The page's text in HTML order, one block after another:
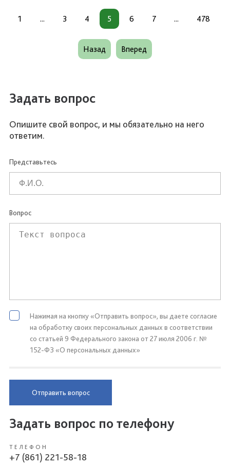
1 ... 3 4 5 6 7 ... 478
Назад Вперед
Задать вопрос
Опишите свой вопрос, и мы обязательно на него
ответим.
Представьтесь
Вопрос
Нажимая на кнопку «Отправить вопрос», вы даете согласие
на обработку своих персональных данных в соответствии
со статьей 9 Федерального закона от 27 июля 2006 г. №
152-ФЗ «О персональных данных»
Отправить вопрос
Задать вопрос по телефону
ТЕЛЕФОН
+7 (861) 221-58-18